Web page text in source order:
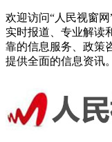
欢迎访问“人民视窗
实时报道、专业解读
靠的信息服务、政策
提供全面的信息资讯。